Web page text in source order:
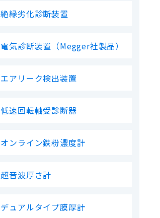
絶縁劣化診断装置
電気診断装置（Megger社製品）
エアリーク検出装置
低速回転軸受診断器
オンライン鉄粉濃度計
超音波厚さ計
デュアルタイプ膜厚計